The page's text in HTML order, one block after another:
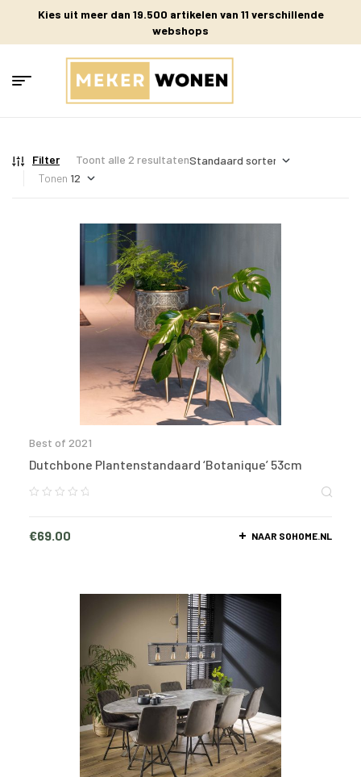
Kies uit meer dan 19.500 artikelen van 11 verschillende
webshops
Filter
Toont alle 2 resultaten
Tonen
Best of 2021
Dutchbone Plantenstandaard ‘Botanique’ 53cm
€69.00 NAAR SOHOME.NL